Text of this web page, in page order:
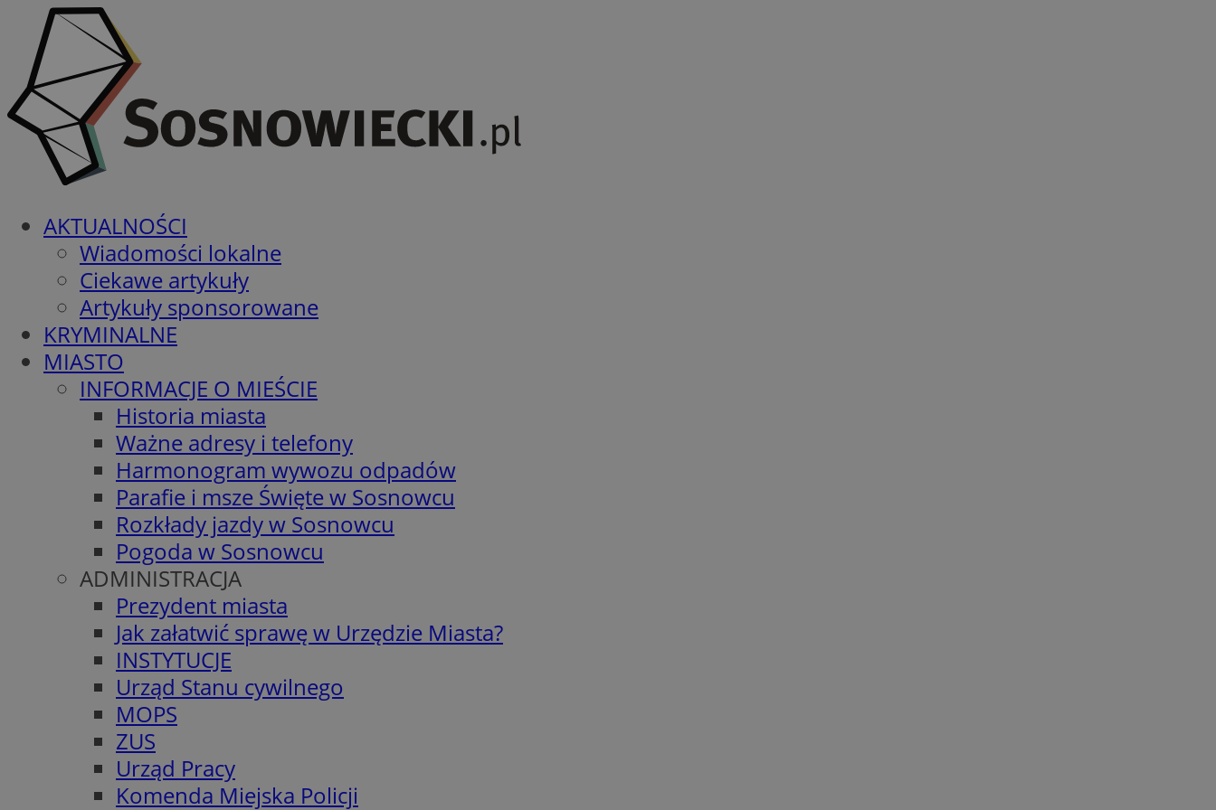
AKTUALNOŚCI
Wiadomości lokalne
Ciekawe artykuły
Artykuły sponsorowane
KRYMINALNE
MIASTO
INFORMACJE O MIEŚCIE
Historia miasta
Ważne adresy i telefony
Harmonogram wywozu odpadów
Parafie i msze Święte w Sosnowcu
Rozkłady jazdy w Sosnowcu
Pogoda w Sosnowcu
ADMINISTRACJA
Prezydent miasta
Jak załatwić sprawę w Urzędzie Miasta?
INSTYTUCJE
Urząd Stanu cywilnego
MOPS
ZUS
Urząd Pracy
Komenda Miejska Policji